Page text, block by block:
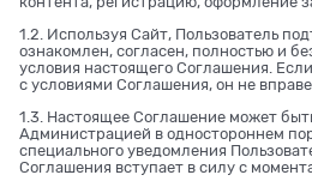
1.2. Используя Сайт, Пользователь
ознакомлен, согласен, полностью и
условия настоящего Соглашения.
с условиями Соглашения, он не
1.3. Настоящее Соглашение может
Администрацией в одностороннем
специального уведомления
Соглашения вступает в силу с